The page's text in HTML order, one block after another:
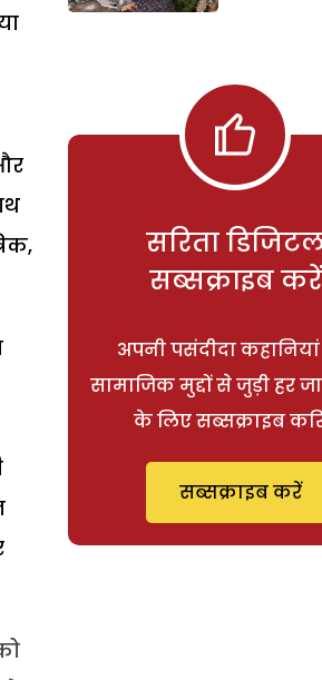
सरिता
सब्सक्राइब करें
अपनी पसंदीदा
सामाजिक मुद्दों से जुड़ी हर
के लिए सब्सक्राइब
सब्सक्राइब करें